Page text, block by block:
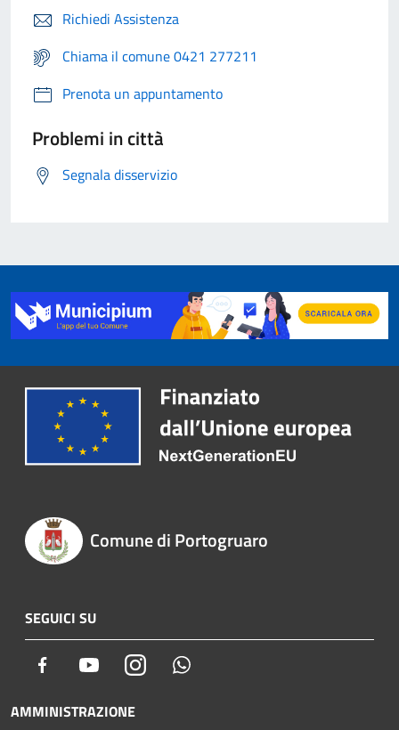
Richiedi Assistenza
Chiama il comune 0421 277211
Prenota un appuntamento
Problemi in città
Segnala disservizio
Comune di Portogruaro
SEGUICI SU
Facebook YoutubeInstagram
AMMINISTRAZIONE